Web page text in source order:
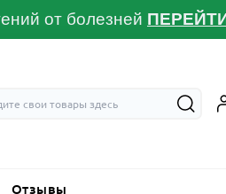
от болезней
Отзывы